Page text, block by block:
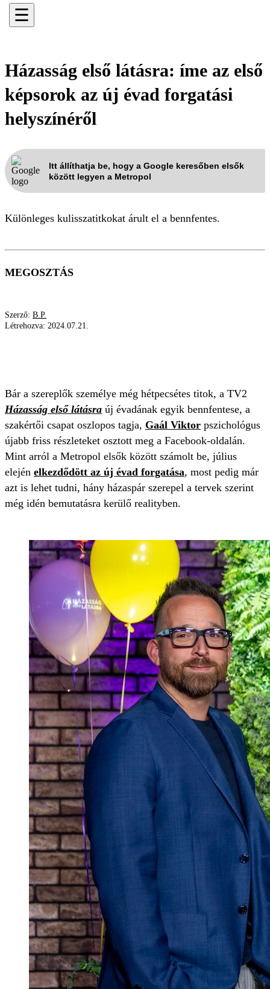
☰
Házasság első látásra: íme az első
képsorok az új évad forgatási
helyszínéről
Itt állíthatja be, hogy a Google keresőben elsők
között legyen a Metropol
Különleges kulisszatitkokat árult el a bennfentes.
MEGOSZTÁS
Szerző: B.P.
Létrehozva: 2024.07.21.
Bár a szereplők személye még hétpecsétes titok, a TV2
Házasság első látásra új évadának egyik bennfentese, a
szakértői csapat oszlopos tagja, Gaál Viktor pszichológus
újabb friss részleteket osztott meg a Facebook-oldalán.
Mint arról a Metropol elsők között számolt be, július
elején elkezdődött az új évad forgatása, most pedig már
azt is lehet tudni, hány házaspár szerepel a tervek szerint
még idén bemutatásra kerülő realityben.